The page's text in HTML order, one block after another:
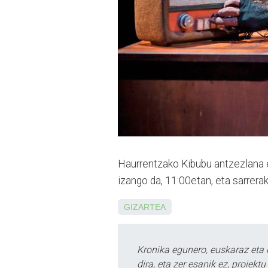
Haurrentzako Kibubu
izango da, 11:00etan, eta
GIZARTEA
Kronika egunero, euskaraz
dira, eta zer esanik ez,